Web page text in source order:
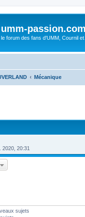
umm-passion.com
le forum des fans d'UMM, Cournil et
Mécanique
2020, 20:31
sujets